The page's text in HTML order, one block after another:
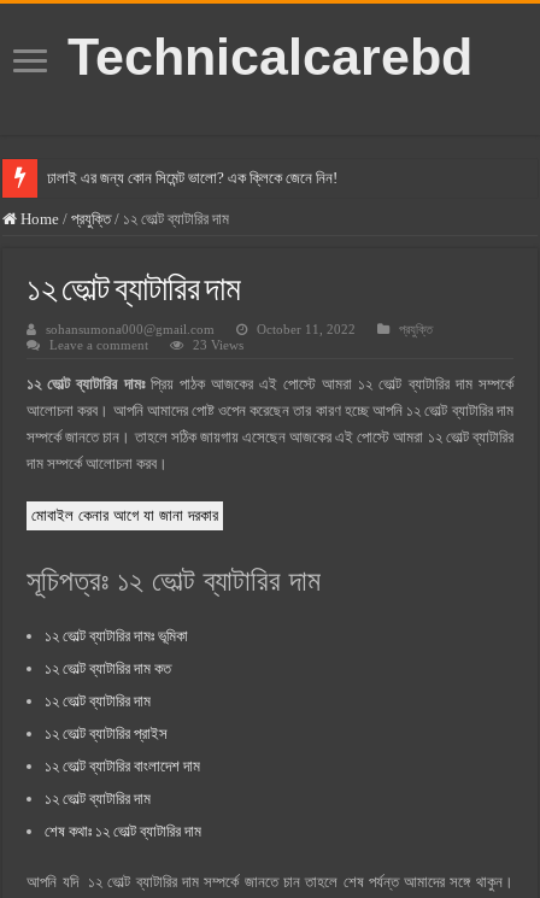
Technicalcarebd
ঢালাই এর জন্য কোন সিমেন্ট ভালো? এক ক্লিকে জেনে নিন!
বসুন্ধরা সিমেন্ট এর দাম ২০২৫
হোলসিম সিমেন্ট দাম ২০২৫
সুপারক্রিট সিমেন্ট দাম ২০২৫
ওয়ালটন মোবাইল কিস্তিতে কেনার নিয়ম ২০২৫
ওয়ালটন টিভি কিস্তিতে কেনার নিয়ম ২০২৫
জেনে নিন, বর্তমানে মোবাইল ঘড়ি দাম কত ২০২৫
Home / প্রযুক্তি / ১২ ভোল্ট ব্যাটারির দাম
১২ ভোল্ট ব্যাটারির দাম
sohansumona000@gmail.com October 11, 2022
প্রযুক্তি
Leave a comment
23 Views
১২ ভোল্ট ব্যাটারির দামঃপ্রিয় পাঠক আজকের এই পোস্টে আমরা ১২ ভোল্ট ব্যাটারির দাম সম্পর্কে
আলোচনা করব। আপনি আমাদের পোষ্ট ওপেন করেছেন তার কারণ হচ্ছে আপনি ১২ ভোল্ট ব্যাটারির দাম
সম্পর্কে জানতে চান। তাহলে সঠিক জায়গায় এসেছেন আজকের এই পোস্টে আমরা ১২ ভোল্ট ব্যাটারির
দাম সম্পর্কে আলোচনা করব।
মোবাইল কেনার আগে যা জানা দরকার
সূচিপত্রঃ ১২ ভোল্ট ব্যাটারির দাম
১২ ভোল্ট ব্যাটারির দামঃ ভূমিকা
১২ ভোল্ট ব্যাটারির দাম কত
১২ ভোল্ট ব্যাটারির দাম
১২ ভোল্ট ব্যাটারির প্রাইস
১২ ভোল্ট ব্যাটারির বাংলাদেশ দাম
১২ ভোল্ট ব্যাটারির দাম
শেষ কথাঃ ১২ ভোল্ট ব্যাটারির দাম
আপনি যদি ১২ ভোল্ট ব্যাটারির দাম সম্পর্কে জানতে চান তাহলে শেষ পর্যন্ত আমাদের সঙ্গে থাকুন।